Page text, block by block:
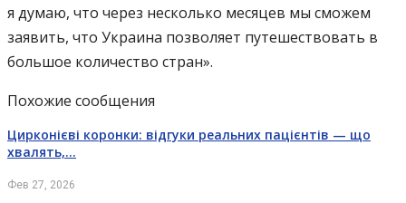
я думаю, что через несколько месяцев мы сможем
заявить, что Украина позволяет путешествовать в
большое количество стран».
Похожие сообщения
Цирконієві коронки: відгуки реальних пацієнтів — що
хвалять,…
Фев 27, 2026